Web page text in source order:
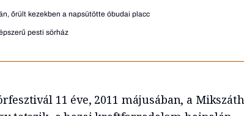
őrült kezekben a napsütötte óbudai placc
pesti sörház
11 éve, 2011 májusában, a Mikszáth